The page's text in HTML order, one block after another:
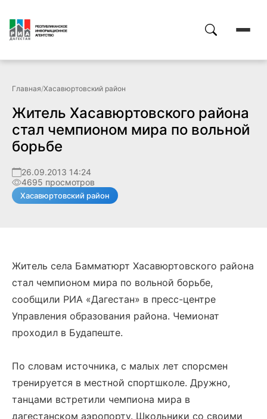
Главная/Хасавюртовский район
Житель Хасавюртовского района
стал чемпионом мира по вольной
борьбе
26.09.2013 14:24
4695 просмотров
Хасавюртовский район
Житель села Бамматюрт Хасавюртовского района
стал чемпионом мира по вольной борьбе,
сообщили РИА «Дагестан» в пресс-центре
Управления образования района. Чемионат
проходил в Будапеште.
По словам источника, с малых лет спорсмен
тренируется в местной спортшколе. Дружно,
танцами встретили чемпиона мира в
дагестанском аэропорту. Школьники со своими